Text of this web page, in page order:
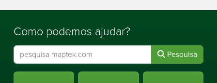
Como podemos ajudar?
Pesquisa